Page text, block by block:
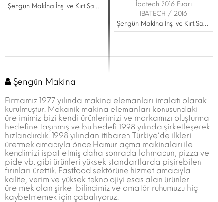
İbatech 2016 Fuarı
IBATECH / 2016
Şengün Makİna İnş. ve Kırt.San.Tİc.Ltd.Ştİ.
Şengün Makina
Firmamız 1977 yılında makina elemanları imalatı olarak
kurulmuştur. Mekanik makina elemanları konusundaki
üretimimiz bizi kendi ürünlerimizi ve markamızı oluşturma
hedefine taşınmış ve bu hedefi 1998 yılında şirketleşerek
hızlandırdık. 1998 yılından itibaren Türkiye’de ilkleri
üretmek amacıyla önce Hamur açma makinaları ile
kendimizi ispat etmiş daha sonrada lahmacun, pizza ve
pide vb. gibi ürünleri yüksek standartlarda pişirebilen
fırınları ürettik. Fastfood sektörüne hizmet amacıyla
kalite, verim ve yüksek teknolojiyi esas alan ürünler
üretmek olan şirket bilincimiz ve amatör ruhumuzu hiç
kaybetmemek için çabalıyoruz.